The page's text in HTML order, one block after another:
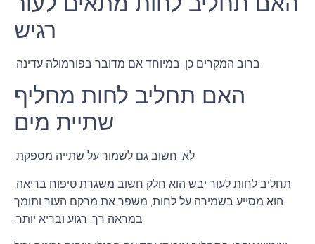
רגיש
ברוב המקרים כן, במיוחד אם מדובר בפורמולה עדינה.
האם תחליב לחות מחליף
שתיית מים
לא, חשוב גם לשמור על שתייה מספקת.
תחליב לחות לעור יבש הוא חלק חשוב משגרת טיפוח בריאה.
הוא מסייע בשמירה על לחות, משפר את מרקם העור ותומך
במראה רך, רגוע ובריא יותר.